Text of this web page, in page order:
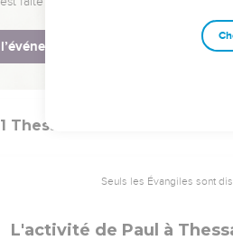
venir.
© Société biblique française – Bibli’O,
1 Thessaloniciens
Seuls les Évangiles sont
L'activité de Paul à